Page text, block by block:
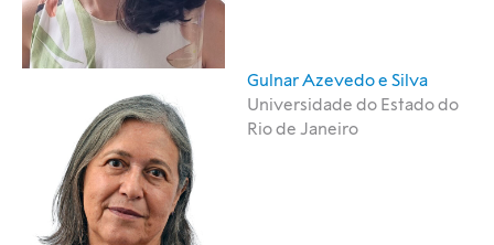
Gulnar Azevedo e Silva​
Universidade do Estado do
Rio de Janeiro